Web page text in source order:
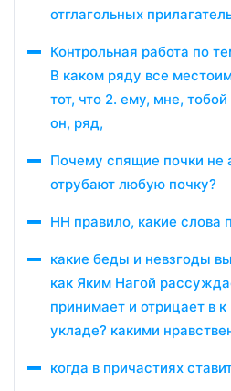
отглагольных
Контрольная работа по
В каком ряду все
тот, что 2. ему, мне,
он, ряд,
Почему спящие почки не
отрубают любую почку?
НН правило, какие слова
какие беды и невзгоды
как Яким Нагой
принимает и отрицает в
укладе? какими
когда в причастиях